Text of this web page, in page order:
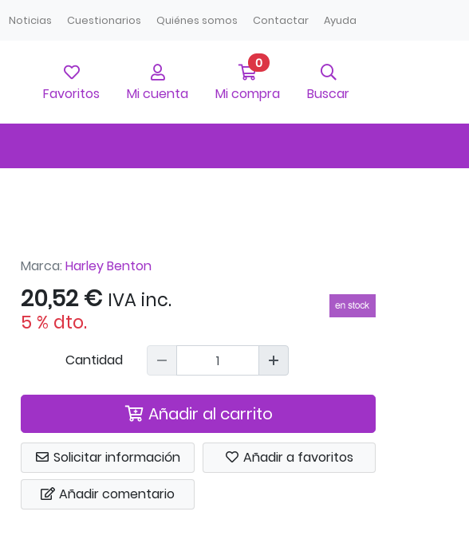
Noticias Cuestionarios Quiénes somos Contactar Ayuda
Mis artículos favoritos
Favoritos
Mi cuenta
Mi cuenta
Ir a mi compra
0
Mi compra Buscar
Marca: Harley Benton
20,52 € IVA inc.
5 % dto.
Cantidad
Añadir al carrito
Solicitar información
Añadir a favoritos
Añadir comentario